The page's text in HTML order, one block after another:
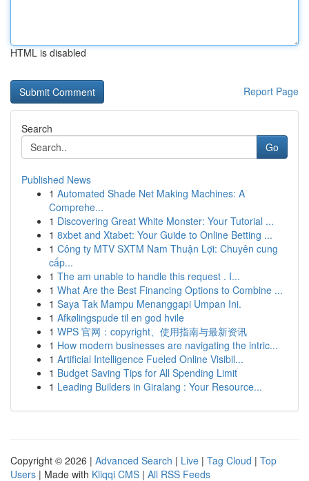
HTML is disabled
Report Page
Search
Go
Published News
1 Automated Shade Net Making Machines: A
Comprehe...
1 Discovering Great White Monster: Your Tutorial ...
1 8xbet and Xtabet: Your Guide to Online Betting ...
1 Công ty MTV SXTM Nam Thuận Lợi: Chuyên cung
cấp...
1 The am unable to handle this request . I...
1 What Are the Best Financing Options to Combine ...
1 Saya Tak Mampu Menanggapi Umpan Ini.
1 Afkølingspude til en god hvile
1 WPS 官网：copyright、使用指南与最新资讯
1 How modern businesses are navigating the intric...
1 Artificial Intelligence Fueled Online Visibil...
1 Budget Saving Tips for All Spending Limit
1 Leading Builders in Giralang : Your Resource...
Copyright © 2026 | Advanced Search | Live | Tag Cloud | Top
Users | Made with Kliqqi CMS | All RSS Feeds